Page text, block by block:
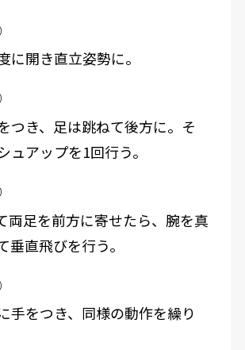
に開き直立姿勢に。
つき、足は跳ねて後方に。そ
ュアップを1回行う。
両足を前方に寄せたら、腕を真
垂直飛びを行う。
手をつき、同様の動作を繰り